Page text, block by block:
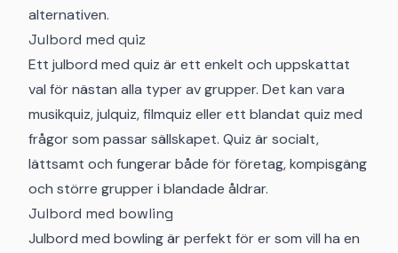
alternativen.
Julbord med quiz
Ett julbord med quiz är ett enkelt och uppskattat
val för nästan alla typer av grupper. Det kan vara
musikquiz, julquiz, filmquiz eller ett blandat quiz med
frågor som passar sällskapet. Quiz är socialt,
lättsamt och fungerar både för företag, kompisgäng
och större grupper i blandade åldrar.
Julbord med bowling
Julbord med bowling är perfekt för er som vill ha en